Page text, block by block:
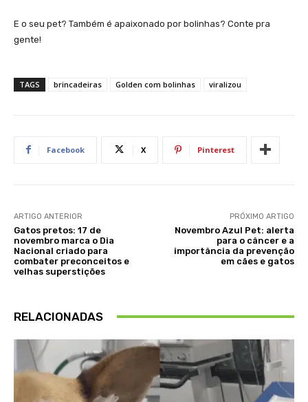
E o seu pet? Também é apaixonado por bolinhas? Conte pra
gente!
TAGS brincadeiras Golden com bolinhas viralizou
Facebook X Pinterest
ARTIGO ANTERIOR
Gatos pretos: 17 de
novembro marca o Dia
Nacional criado para
combater preconceitos e
velhas superstições
PRÓXIMO ARTIGO
Novembro Azul Pet: alerta
para o câncer e a
importância da prevenção
em cães e gatos
RELACIONADAS